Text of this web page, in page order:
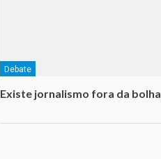
Debate
Existe jornalismo fora da bolha